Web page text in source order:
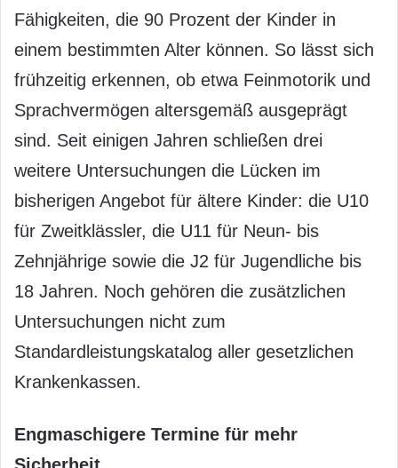
Fähigkeiten, die 90 Prozent der Kinder in
einem bestimmten Alter können. So lässt sich
frühzeitig erkennen, ob etwa Feinmotorik und
Sprachvermögen altersgemäß ausgeprägt
sind. Seit einigen Jahren schließen drei
weitere Untersuchungen die Lücken im
bisherigen Angebot für ältere Kinder: die U10
für Zweitklässler, die U11 für Neun- bis
Zehnjährige sowie die J2 für Jugendliche bis
18 Jahren. Noch gehören die zusätzlichen
Untersuchungen nicht zum
Standardleistungskatalog aller gesetzlichen
Krankenkassen.
Engmaschigere Termine für mehr